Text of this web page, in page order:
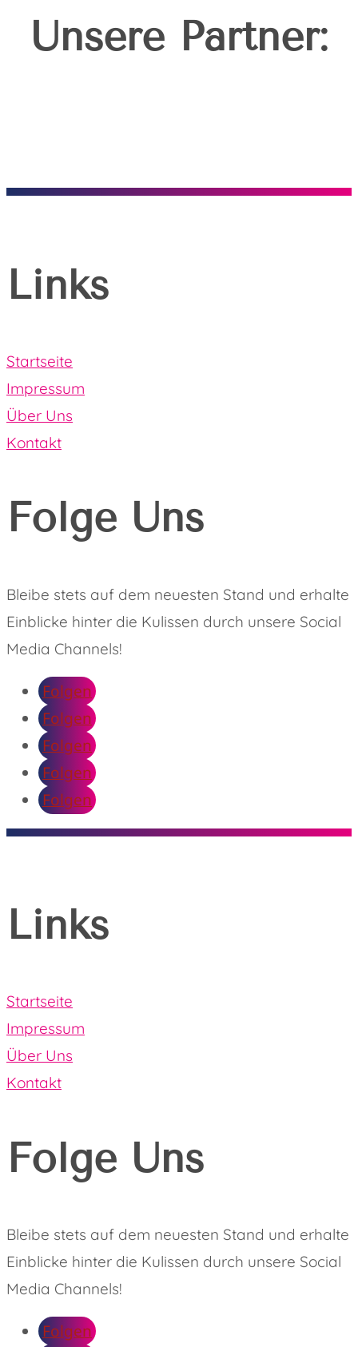
Unsere Partner:
Links
Startseite
Impressum
Über Uns
Kontakt
Folge Uns
Bleibe stets auf dem neuesten Stand und erhalte
Einblicke hinter die Kulissen durch unsere Social
Media Channels!
Folgen
Folgen
Folgen
Folgen
Folgen
Links
Startseite
Impressum
Über Uns
Kontakt
Folge Uns
Bleibe stets auf dem neuesten Stand und erhalte
Einblicke hinter die Kulissen durch unsere Social
Media Channels!
Folgen